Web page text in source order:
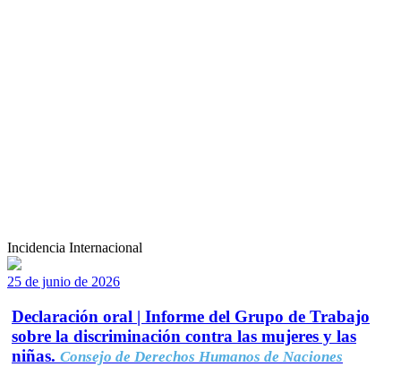
Incidencia Internacional
25 de junio de 2026
Declaración oral | Informe del Grupo de Trabajo
sobre la discriminación contra las mujeres y las
niñas. Consejo de Derechos Humanos de Naciones